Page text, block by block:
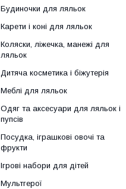
Будиночки для ляльок
Карети і коні для ляльок
Коляски, ліжечка, манежі для
ляльок
Дитяча косметика і біжутерія
Меблі для ляльок
Одяг та аксесуари для ляльок і
пупсів
Посудка, іграшкові овочі та
фрукти
Ігрові набори для дітей
Мультгерої